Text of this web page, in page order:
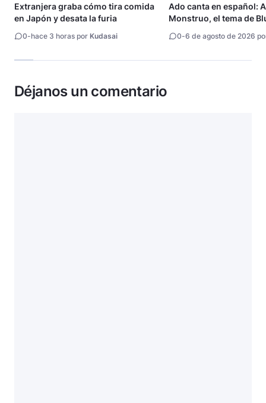
Extranjera graba cómo tira comida
en Japón y desata la furia
0-hace 3 horas por Kudasai
Ado canta en español:
Monstruo, el tema de
0-6 de agosto de 2026
Déjanos un comentario